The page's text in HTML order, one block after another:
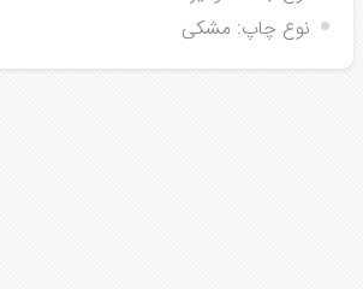
نوع چاپ: مشکی